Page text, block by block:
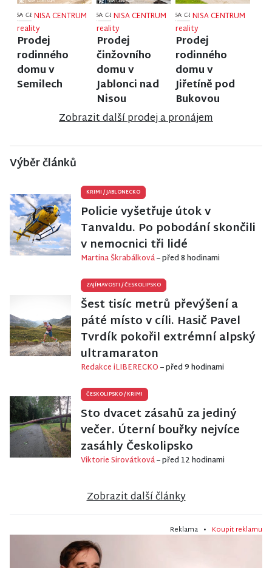
NISA CENTRUM
reality
Prodej
rodinného
domu v
Semilech
NISA CENTRUM
reality
Prodej
činžovního
domu v
Jablonci nad
Nisou
NISA CENTRUM
reality
Prodej
rodinného
domu v
Jiřetíně pod
Bukovou
Zobrazit další prodej a pronájem
Výběr článků
KRIMI /JABLONECKO
Policie vyšetřuje útok v
Tanvaldu. Po pobodání skončili
v nemocnici tři lidé
Martina Škrabálková– před 8 hodinami
ZAJÍMAVOSTI /ČESKOLIPSKO
Šest tisíc metrů převýšení a
páté místo v cíli. Hasič Pavel
Tvrdík pokořil extrémní alpský
ultramaraton
Redakce iLIBERECKO– před 9 hodinami
ČESKOLIPSKO/KRIMI
Sto dvacet zásahů za jediný
večer. Úterní bouřky nejvíce
zasáhly Českolipsko
Viktorie Sirovátková– před 12 hodinami
Zobrazit další články
Reklama • Koupit reklamu